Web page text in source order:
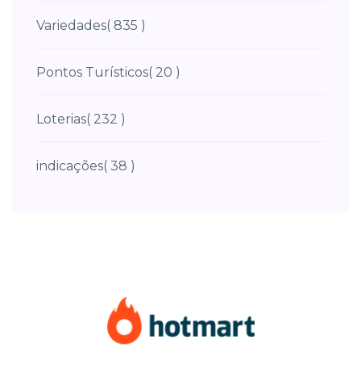
Variedades( 835 )
Pontos Turísticos( 20 )
Loterias( 232 )
indicações( 38 )